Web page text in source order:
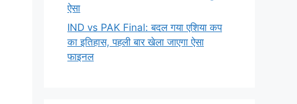
ऐसा
IND vs PAK Final: बदल गया एशिया कप
का इतिहास, पहली बार खेला जाएगा ऐसा
फाइनल